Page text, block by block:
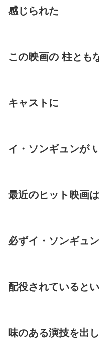
感じられた
この映画の 柱とも
キャストに
イ・ソンギュンが
最近のヒット映画は
必ずイ・ソンギュ
配役されていると
味のある演技を出